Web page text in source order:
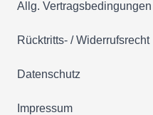
Allg. Vertragsbedingungen
Rücktritts- / Widerrufsrecht
Datenschutz
Impressum